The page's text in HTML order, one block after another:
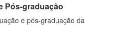
Pós-graduação
e pós-graduação da